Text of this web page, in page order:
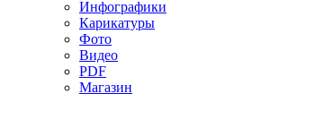
Инфографики
Карикатуры
Фото
Видео
PDF
Магазин